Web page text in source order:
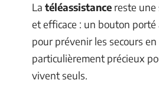
La téléassistance reste
et efficace : un bouton
pour prévenir les secours en
particulièrement précieux
vivent seuls.